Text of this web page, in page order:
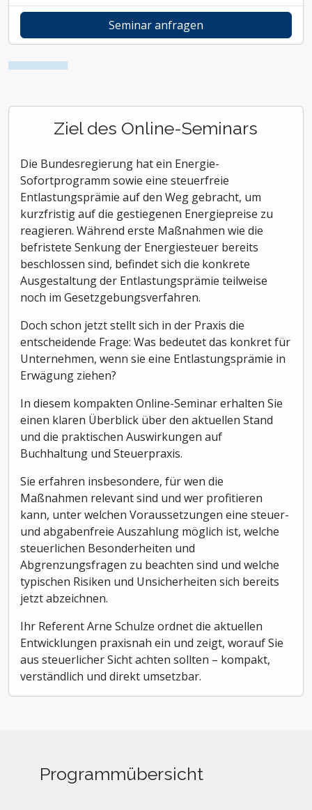
Seminar anfragen
Ziel des Online-Seminars
Die Bundesregierung hat ein Energie-
Sofortprogramm sowie eine steuerfreie
Entlastungsprämie auf den Weg gebracht, um
kurzfristig auf die gestiegenen Energiepreise zu
reagieren. Während erste Maßnahmen wie die
befristete Senkung der Energiesteuer bereits
beschlossen sind, befindet sich die konkrete
Ausgestaltung der Entlastungsprämie teilweise
noch im Gesetzgebungsverfahren.
Doch schon jetzt stellt sich in der Praxis die
entscheidende Frage: Was bedeutet das konkret für
Unternehmen, wenn sie eine Entlastungsprämie in
Erwägung ziehen?
In diesem kompakten Online-Seminar erhalten Sie
einen klaren Überblick über den aktuellen Stand
und die praktischen Auswirkungen auf
Buchhaltung und Steuerpraxis.
Sie erfahren insbesondere, für wen die
Maßnahmen relevant sind und wer profitieren
kann, unter welchen Voraussetzungen eine steuer-
und abgabenfreie Auszahlung möglich ist, welche
steuerlichen Besonderheiten und
Abgrenzungsfragen zu beachten sind und welche
typischen Risiken und Unsicherheiten sich bereits
jetzt abzeichnen.
Ihr Referent Arne Schulze ordnet die aktuellen
Entwicklungen praxisnah ein und zeigt, worauf Sie
aus steuerlicher Sicht achten sollten – kompakt,
verständlich und direkt umsetzbar.
Programmübersicht